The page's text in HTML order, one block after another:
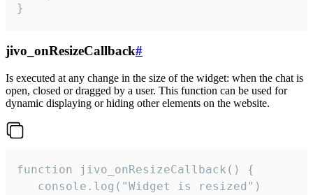
}
jivo_onResizeCallback#
Is executed at any change in the size of the widget: when the chat is
open, closed or dragged by a user. This function can be used for
dynamic displaying or hiding other elements on the website.
function jivo_onResizeCallback() {
   console.log("Widget is resized")